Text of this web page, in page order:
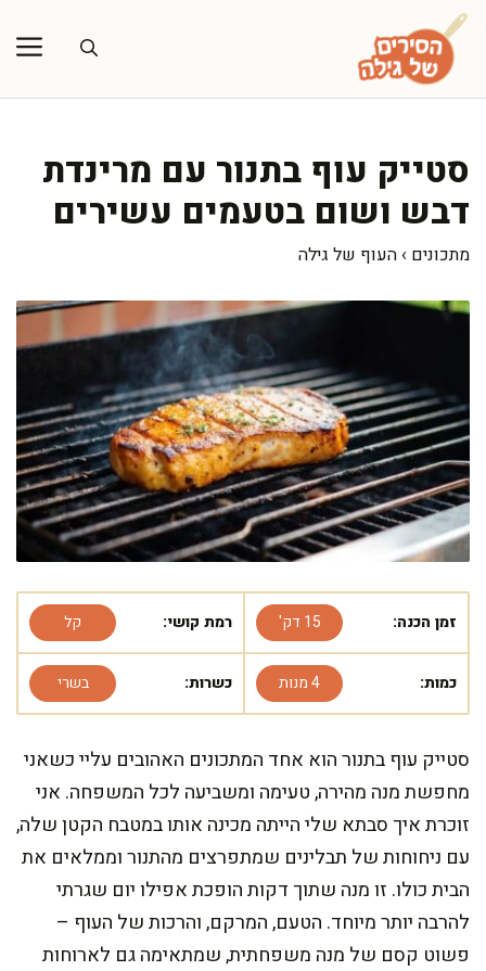
לדלג
לתוכן
סטייק עוף בתנור עם מרינדת
דבש ושום בטעמים עשירים
מתכונים › העוף של גילה
זמן הכנה: 15 דק' רמת קושי: קל
כמות: 4 מנות כשרות: בשרי
סטייק עוף בתנור הוא אחד המתכונים האהובים עליי כשאני
מחפשת מנה מהירה, טעימה ומשביעה לכל המשפחה. אני
זוכרת איך סבתא שלי הייתה מכינה אותו במטבח הקטן שלה,
עם ניחוחות של תבלינים שמתפרצים מהתנור וממלאים את
הבית כולו. זו מנה שתוך דקות הופכת אפילו יום שגרתי
להרבה יותר מיוחד. הטעם, המרקם, והרכות של העוף –
פשוט קסם של מנה משפחתית, שמתאימה גם לארוחות